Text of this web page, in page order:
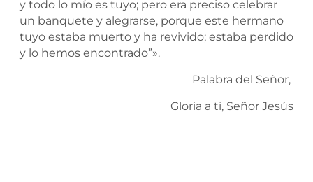
y todo lo mío es tuyo; pero era preciso celebrar
un banquete y alegrarse, porque este hermano
tuyo estaba muerto y ha revivido; estaba perdido
y lo hemos encontrado”».
Palabra del Señor,
Gloria a ti, Señor Jesús